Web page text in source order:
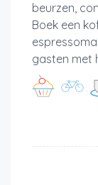
beurzen,
Boek een
gasten met